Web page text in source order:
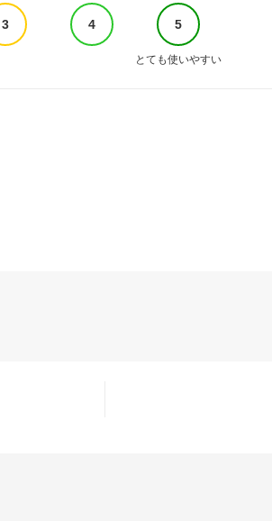
3 4 5
とても使いやすい